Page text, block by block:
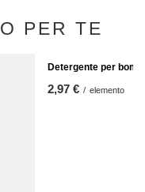
PER TE
Detergente per
2,97 € / elemento